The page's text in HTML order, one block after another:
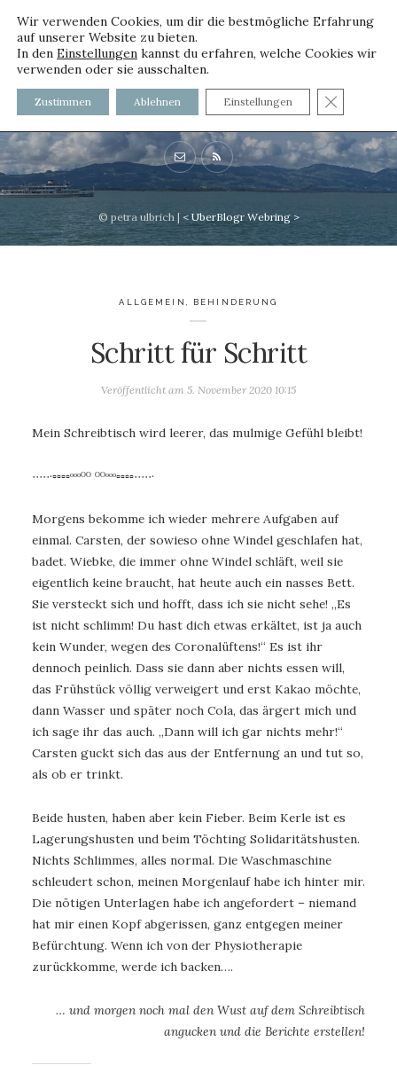
voller worte
mit und ohne Innenfutter
© petra ulbrich | < UberBlogr Webring >
ALLGEMEIN BEHINDERUNG
Schritt für Schritt
Veröffentlicht am 5. November 2020 10:15
Mein Schreibtisch wird leerer, das mulmige Gefühl bleibt!
∙∙∙∙∙·▫▫▫▫ᵒᵒᵒᴼᴼ ᴼᴼᵒᵒᵒ▫▫▫▫∙∙∙∙∙·
Morgens bekomme ich wieder mehrere Aufgaben auf
einmal. Carsten, der sowieso ohne Windel geschlafen hat,
badet. Wiebke, die immer ohne Windel schläft, weil sie
eigentlich keine braucht, hat heute auch ein nasses Bett.
Sie versteckt sich und hofft, dass ich sie nicht sehe! „Es
ist nicht schlimm! Du hast dich etwas erkältet, ist ja auch
kein Wunder, wegen des Coronalüftens!“ Es ist ihr
dennoch peinlich. Dass sie dann aber nichts essen will,
das Frühstück völlig verweigert und erst Kakao möchte,
dann Wasser und später noch Cola, das ärgert mich und
ich sage ihr das auch. „Dann will ich gar nichts mehr!“
Carsten guckt sich das aus der Entfernung an und tut so,
als ob er trinkt.
Beide husten, haben aber kein Fieber. Beim Kerle ist es
Lagerungshusten und beim Töchting Solidaritätshusten.
Nichts Schlimmes, alles normal. Die Waschmaschine
schleudert schon, meinen Morgenlauf habe ich hinter mir.
Die nötigen Unterlagen habe ich angefordert – niemand
hat mir einen Kopf abgerissen, ganz entgegen meiner
Befürchtung. Wenn ich von der Physiotherapie
zurückkomme, werde ich backen….
… und morgen noch mal den Wust auf dem Schreibtisch
angucken und die Berichte erstellen!
Wir verwenden Cookies, um dir die bestmögliche Erfahrung
auf unserer Website zu bieten.
In den Einstellungen kannst du erfahren, welche Cookies wir
verwenden oder sie ausschalten.
Zustimmen Ablehnen Einstellungen GDPR